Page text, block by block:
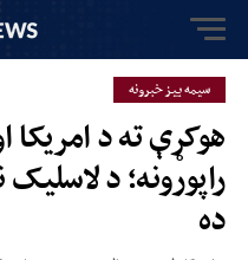
سیمه ییز خبرونه
هوکړې ته د امریکا
راپورونه؛ د
ده